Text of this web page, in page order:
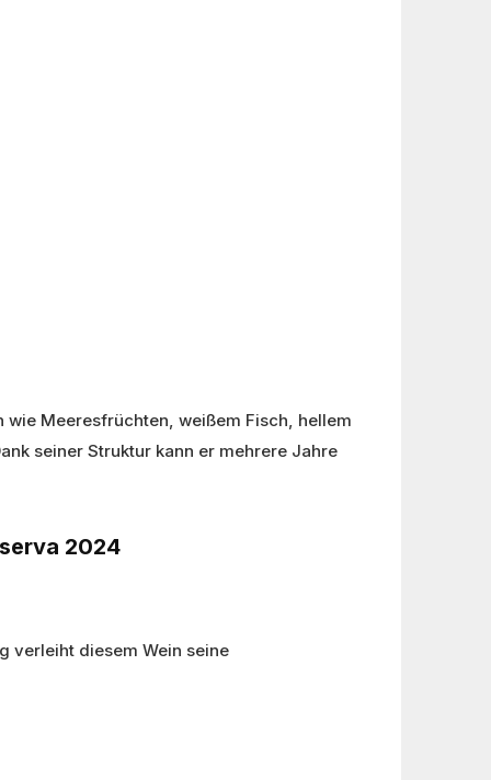
wie Meeresfrüchten, weißem Fisch, hellem
seiner Struktur kann er mehrere Jahre
2024
verleiht diesem Wein seine